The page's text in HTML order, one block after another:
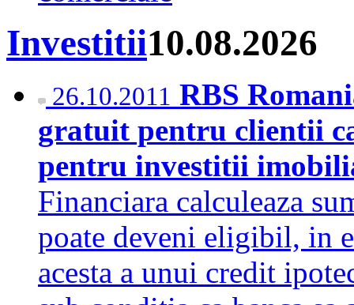
Investitii10.08.2026
26.10.2011 RBS
gratuit pentru clientii
pentru investitii
Financiara calculeaza
poate deveni eligibil, in
acesta a unui credit